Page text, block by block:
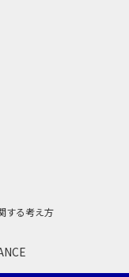
する考え方